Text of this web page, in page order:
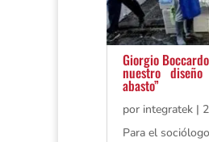
Giorgio
nuestro
abasto”
por integratek |
Para el